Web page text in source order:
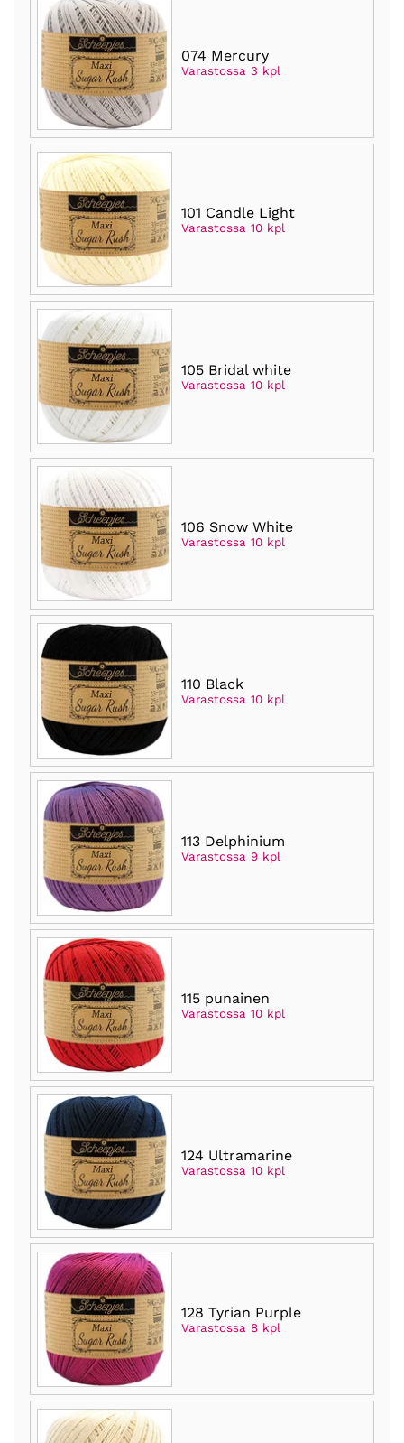
074 Mercury
Varastossa 3 kpl
101 Candle Light
Varastossa 10 kpl
105 Bridal white
Varastossa 10 kpl
106 Snow White
Varastossa 10 kpl
110 Black
Varastossa 10 kpl
113 Delphinium
Varastossa 9 kpl
115 punainen
Varastossa 10 kpl
124 Ultramarine
Varastossa 10 kpl
128 Tyrian Purple
Varastossa 8 kpl